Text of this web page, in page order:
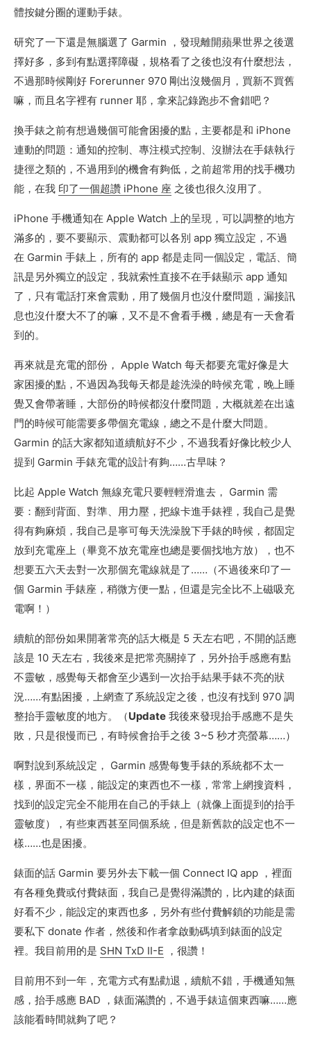
體按鍵分圈的運動手錶。
研究了一下還是無腦選了 Garmin ，發現離開蘋果世界之後選
擇好多，多到有點選擇障礙，規格看了之後也沒有什麼想法，
不過那時候剛好 Forerunner 970 剛出沒幾個月，買新不買舊
嘛，而且名字裡有 runner 耶，拿來記錄跑步不會錯吧？
換手錶之前有想過幾個可能會困擾的點，主要都是和 iPhone
連動的問題：通知的控制、專注模式控制、沒辦法在手錶執行
捷徑之類的，不過用到的機會有夠低，之前超常用的找手機功
能，在我 印了一個超讚 iPhone 座 之後也很久沒用了。
iPhone 手機通知在 Apple Watch 上的呈現，可以調整的地方
滿多的，要不要顯示、震動都可以各別 app 獨立設定，不過
在 Garmin 手錶上，所有的 app 都是走同一個設定，電話、簡
訊是另外獨立的設定，我就索性直接不在手錶顯示 app 通知
了，只有電話打來會震動，用了幾個月也沒什麼問題，漏接訊
息也沒什麼大不了的嘛，又不是不會看手機，總是有一天會看
到的。
再來就是充電的部份， Apple Watch 每天都要充電好像是大
家困擾的點，不過因為我每天都是趁洗澡的時候充電，晚上睡
覺又會帶著睡，大部份的時候都沒什麼問題，大概就差在出遠
門的時候可能需要多帶個充電線，總之不是什麼大問題。
Garmin 的話大家都知道續航好不少，不過我看好像比較少人
提到 Garmin 手錶充電的設計有夠……古早味？
比起 Apple Watch 無線充電只要輕輕滑進去， Garmin 需
要：翻到背面、對準、用力壓，把線卡進手錶裡，我自己是覺
得有夠麻煩，我自己是寧可每天洗澡脫下手錶的時候，都固定
放到充電座上（畢竟不放充電座也總是要個找地方放），也不
想要五六天去對一次那個充電線就是了……（不過後來印了一
個 Garmin 手錶座，稍微方便一點，但還是完全比不上磁吸充
電啊！）
續航的部份如果開著常亮的話大概是 5 天左右吧，不開的話應
該是 10 天左右，我後來是把常亮關掉了，另外抬手感應有點
不靈敏，感覺每天都會至少遇到一次抬手結果手錶不亮的狀
況……有點困擾，上網查了系統設定之後，也沒有找到 970 調
整抬手靈敏度的地方。（Update 我後來發現抬手感應不是失
敗，只是很慢而已，有時候會抬手之後 3~5 秒才亮螢幕……）
啊對說到系統設定， Garmin 感覺每隻手錶的系統都不太一
樣，界面不一樣，能設定的東西也不一樣，常常上網搜資料，
找到的設定完全不能用在自己的手錶上（就像上面提到的抬手
靈敏度），有些東西甚至同個系統，但是新舊款的設定也不一
樣……也是困擾。
錶面的話 Garmin 要另外去下載一個 Connect IQ app ，裡面
有各種免費或付費錶面，我自己是覺得滿讚的，比內建的錶面
好看不少，能設定的東西也多，另外有些付費解鎖的功能是需
要私下 donate 作者，然後和作者拿啟動碼填到錶面的設定
裡。我目前用的是 SHN TxD II-E ，很讚！
目前用不到一年，充電方式有點勸退，續航不錯，手機通知無
感，抬手感應 BAD ，錶面滿讚的，不過手錶這個東西嘛……應
該能看時間就夠了吧？